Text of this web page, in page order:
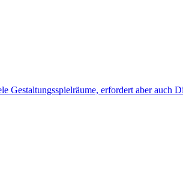
Gestaltungsspielräume, erfordert aber auch